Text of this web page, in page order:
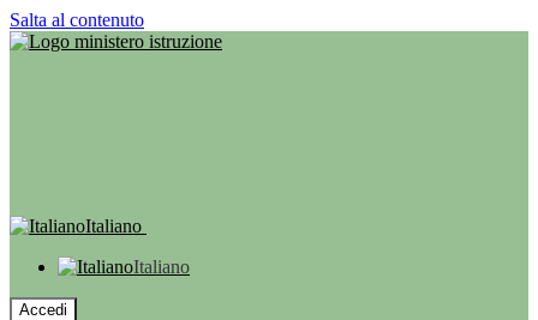
Salta al contenuto
Italiano
Italiano
Accedi